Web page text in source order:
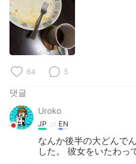
64 5
댓글
Uroko
JP EN
なんか後半の大どんで
した。 彼女をいたわっ